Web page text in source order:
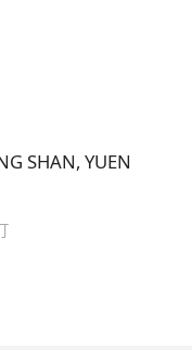
SHAN, YUEN